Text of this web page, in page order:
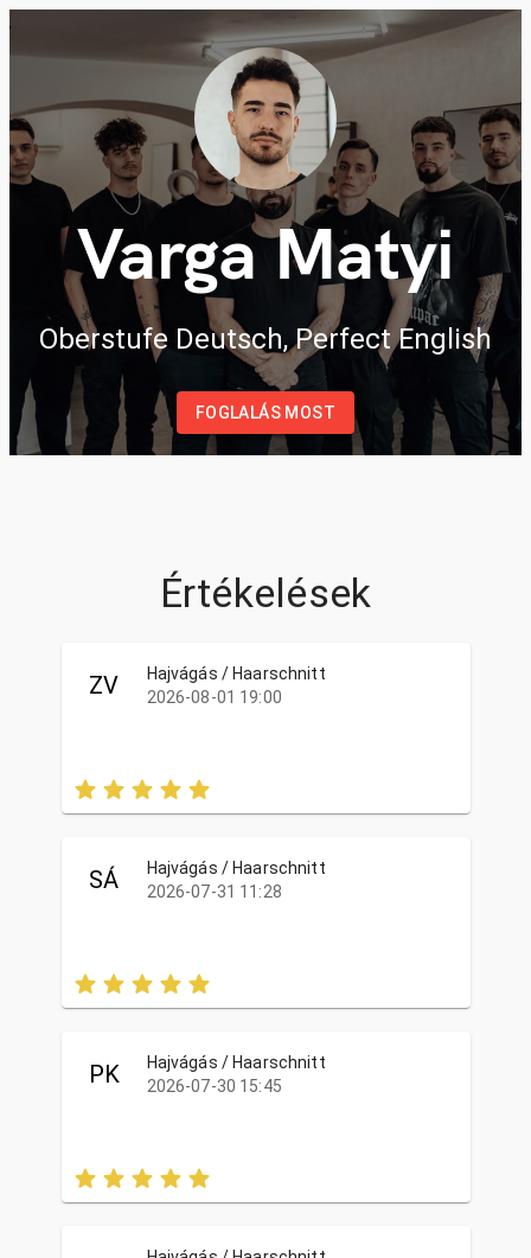
Varga Matyi
Oberstufe Deutsch, Perfect English
FOGLALÁS MOST
Értékelések
ZV
Hajvágás / Haarschnitt
2026-08-01 19:00
SÁ
Hajvágás / Haarschnitt
2026-07-31 11:28
PK
Hajvágás / Haarschnitt
2026-07-30 15:45